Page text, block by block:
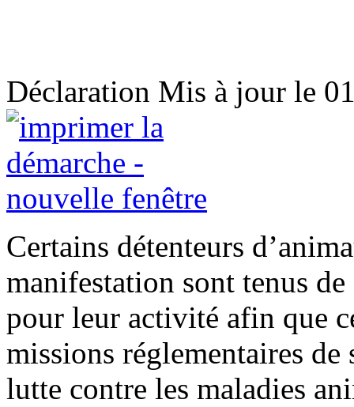
Déclaration Mis à jour le
Certains détenteurs
manifestation sont tenus
pour leur activité afin que
missions réglementaires
lutte contre les maladies